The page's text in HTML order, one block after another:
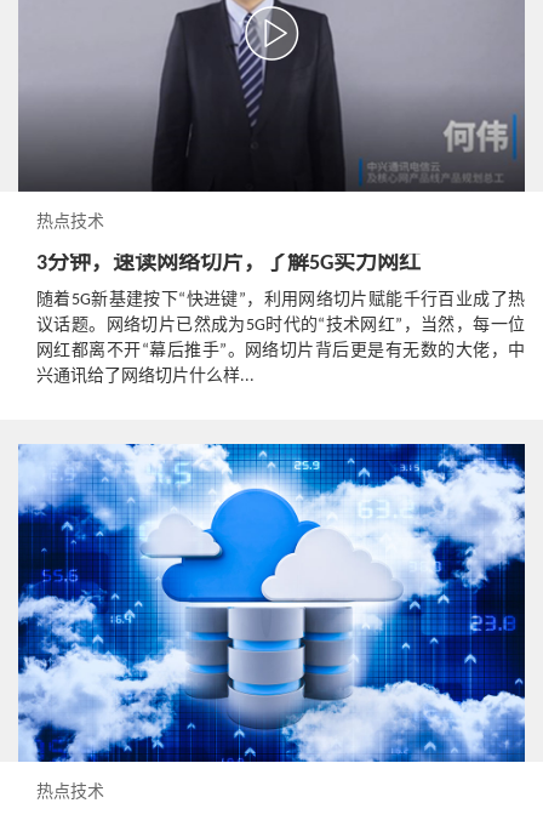
热点技术
3分钟，速读网络切片，了解5G实力网红
随着5G新基建按下“快进键”，利用网络切片赋能千行百业成了热
议话题。网络切片已然成为5G时代的“技术网红”，当然，每一位
网红都离不开“幕后推手”。网络切片背后更是有无数的大佬，中
兴通讯给了网络切片什么样...
热点技术